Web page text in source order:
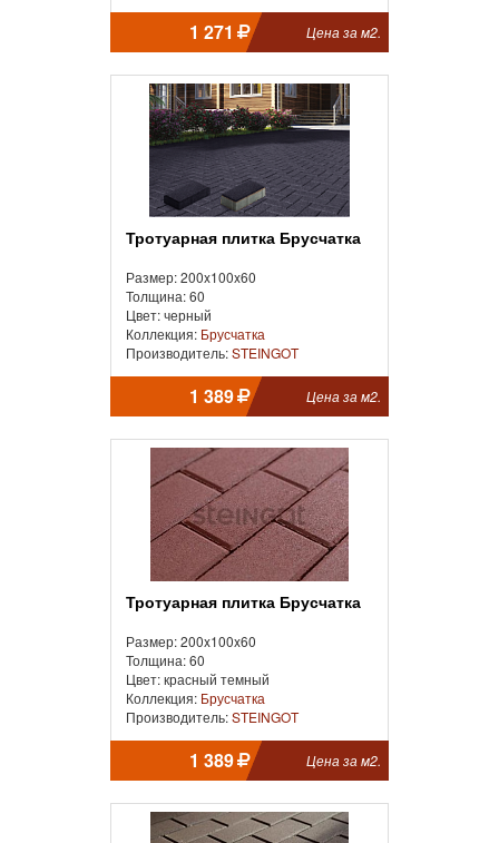
1 271 Цена за м2.
Тротуарная плитка Брусчатка
Размер: 200x100x60
Толщина: 60
Цвет: черный
Коллекция: Брусчатка
Производитель:STEINGOT
1 389 Цена за м2.
Тротуарная плитка Брусчатка
Размер: 200x100x60
Толщина: 60
Цвет: красный темный
Коллекция: Брусчатка
Производитель:STEINGOT
1 389 Цена за м2.